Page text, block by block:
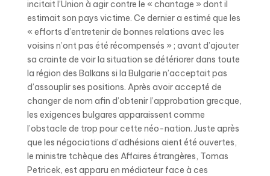
incitait l’Union à agir contre le « chantage » dont il
estimait son pays victime. Ce dernier a estimé que les
« efforts d’entretenir de bonnes relations avec les
voisins n’ont pas été récompensés » ; avant d’ajouter
sa crainte de voir la situation se détériorer dans toute
la région des Balkans si la Bulgarie n’acceptait pas
d’assouplir ses positions. Après avoir accepté de
changer de nom afin d’obtenir l’approbation grecque,
les exigences bulgares apparaissent comme
l’obstacle de trop pour cette néo-nation. Juste après
que les négociations d’adhésions aient été ouvertes,
le ministre tchèque des Affaires étrangères, Tomas
Petricek, est apparu en médiateur face à ces